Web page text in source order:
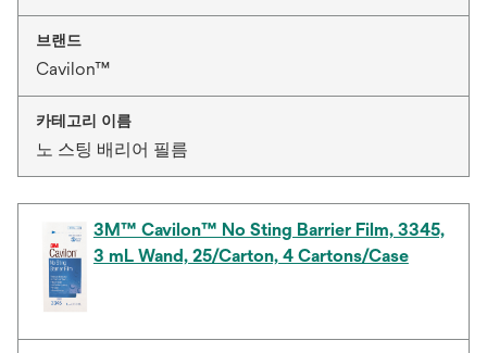
브랜드
Cavilon™
카테고리 이름
노 스팅 배리어 필름
3M™ Cavilon™ No Sting Barrier Film, 3345,
3 mL Wand, 25/Carton, 4 Cartons/Case